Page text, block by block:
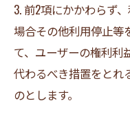
3. 前2項にかかわらず
場合その他利用停止等
て、ユーザーの権利利
代わるべき措置をとれ
のとします。